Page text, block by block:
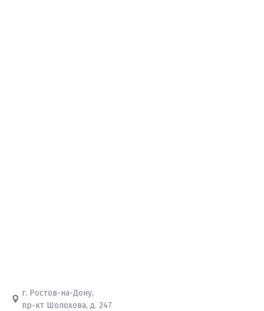
г. Ростов-на-Дону,
пр-кт Шолохова, д. 247